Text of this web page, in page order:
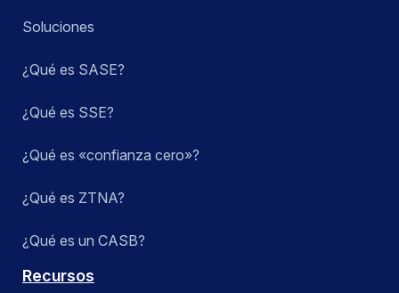
Soluciones
¿Qué es SASE?
¿Qué es SSE?
¿Qué es «confianza cero»?
¿Qué es ZTNA?
¿Qué es un CASB?
Recursos